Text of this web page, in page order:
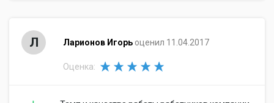
Л Ларионов Игорь оценил 11.04.2017
Оценка: